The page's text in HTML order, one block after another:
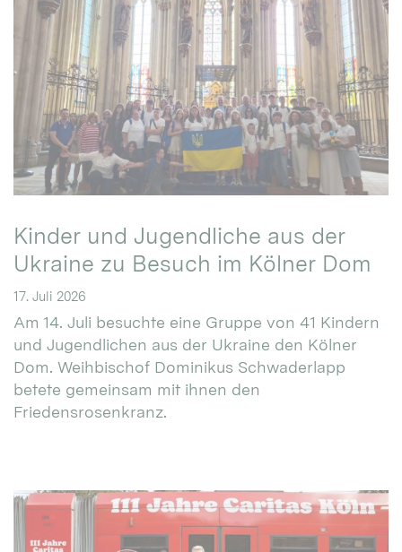
Kinder und Jugendliche aus der
Ukraine zu Besuch im Kölner Dom
17. Juli 2026
Am 14. Juli besuchte eine Gruppe von 41 Kindern
und Jugendlichen aus der Ukraine den Kölner
Dom. Weihbischof Dominikus Schwaderlapp
betete gemeinsam mit ihnen den
Friedensrosenkranz.